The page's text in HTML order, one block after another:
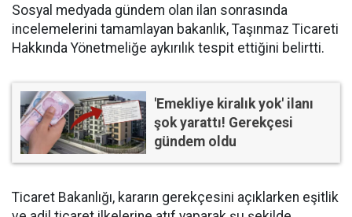
Sosyal medyada gündem olan ilan sonrasında
incelemelerini tamamlayan bakanlık, Taşınmaz Ticareti
Hakkında Yönetmeliğe aykırılık tespit ettiğini belirtti.
'Emekliye kiralık yok' ilanı
şok yarattı! Gerekçesi
gündem oldu
Ticaret Bakanlığı, kararın gerekçesini açıklarken eşitlik